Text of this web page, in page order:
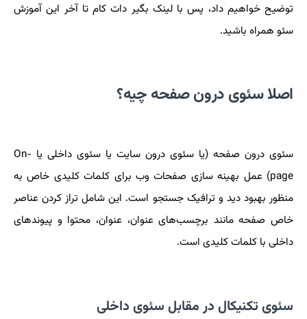
توضیح خواهیم داد، پس با لینک بگیر دات کام تا آخر این آموزش
سئو همراه باشید.
اصلا سئوی درون صفحه چیه؟
سئوی درون صفحه (یا سئوی درون سایت یا سئوی داخلی یا On-
page) عمل بهینه سازی صفحات وب برای کلمات کلیدی خاص به
منظور بهبود دید و ترافیک جستجو است. این شامل تراز کردن عناصر
خاص صفحه مانند برچسب‌های عنوان، عنوان، محتوا و پیوندهای
داخلی با کلمات کلیدی است.
سئوی تکنیکال در مقابل سئوی داخلی